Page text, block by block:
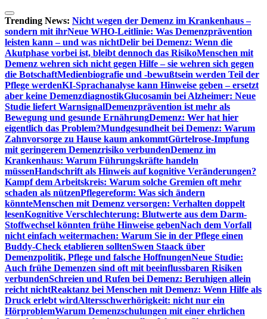
Zum
Inhalt
springen
Trending News: Nicht wegen der Demenz im Krankenhaus –
sondern mit ihrNeue WHO-Leitlinie: Was Demenzprävention
leisten kann – und was nichtDelir bei Demenz: Wenn die
Akutphase vorbei ist, bleibt dennoch das RisikoMenschen mit
Demenz wehren sich nicht gegen Hilfe – sie wehren sich gegen
die BotschaftMedienbiografie und -bewußtsein werden Teil der
Pflege werdenKI-Sprachanalyse kann Hinweise geben – ersetzt
aber keine DemenzdiagnostikGlucosamin bei Alzheimer: Neue
Studie liefert WarnsignalDemenzprävention ist mehr als
Bewegung und gesunde ErnährungDemenz: Wer hat hier
eigentlich das Problem?Mundgesundheit bei Demenz: Warum
Zahnvorsorge zu Hause kaum ankommtGürtelrose-Impfung
mit geringerem Demenzrisiko verbundenDemenz im
Krankenhaus: Warum Führungskräfte handeln
müssenHandschrift als Hinweis auf kognitive Veränderungen?
Kampf dem Arbeitskreis: Warum solche Gremien oft mehr
schaden als nützenPflegereform: Was sich ändern
könnteMenschen mit Demenz versorgen: Verhalten doppelt
lesenKognitive Verschlechterung: Blutwerte aus dem Darm-
Stoffwechsel könnten frühe Hinweise gebenNach dem Vorfall
nicht einfach weitermachen: Warum Sie in der Pflege einen
Buddy-Check etablieren solltenSwen Staack über
Demenzpolitik, Pflege und falsche HoffnungenNeue Studie:
Auch frühe Demenzen sind oft mit beeinflussbaren Risiken
verbundenSchreien und Rufen bei Demenz: Beruhigen allein
reicht nichtReaktanz bei Menschen mit Demenz: Wenn Hilfe als
Druck erlebt wirdAltersschwerhörigkeit: nicht nur ein
HörproblemWarum Demenzschulungen mit einer ehrlichen